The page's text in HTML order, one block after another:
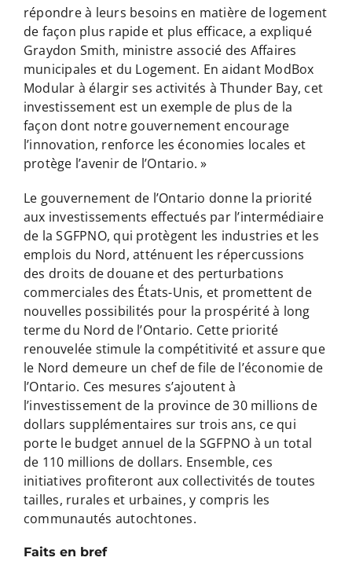
répondre à leurs besoins en matière de logement
de façon plus rapide et plus efficace, a expliqué
Graydon Smith, ministre associé des Affaires
municipales et du Logement. En aidant ModBox
Modular à élargir ses activités à Thunder Bay, cet
investissement est un exemple de plus de la
façon dont notre gouvernement encourage
l’innovation, renforce les économies locales et
protège l’avenir de l’Ontario. »
Le gouvernement de l’Ontario donne la priorité
aux investissements effectués par l’intermédiaire
de la SGFPNO, qui protègent les industries et les
emplois du Nord, atténuent les répercussions
des droits de douane et des perturbations
commerciales des États-Unis, et promettent de
nouvelles possibilités pour la prospérité à long
terme du Nord de l’Ontario. Cette priorité
renouvelée stimule la compétitivité et assure que
le Nord demeure un chef de file de l’économie de
l’Ontario. Ces mesures s’ajoutent à
l’investissement de la province de 30 millions de
dollars supplémentaires sur trois ans, ce qui
porte le budget annuel de la SGFPNO à un total
de 110 millions de dollars. Ensemble, ces
initiatives profiteront aux collectivités de toutes
tailles, rurales et urbaines, y compris les
communautés autochtones.
Faits en bref